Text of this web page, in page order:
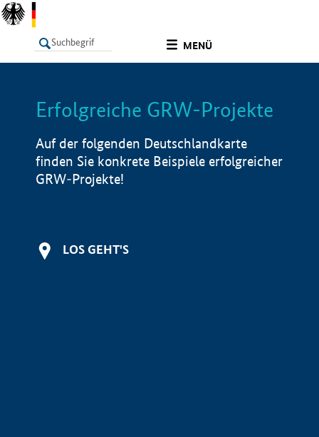
MENÜ
LISTE Info
Erfolgreiche GRW-Projekte
Auf der folgenden Deutschlandkarte
finden Sie konkrete Beispiele erfolgreicher
GRW-Projekte!
LOS GEHT'S